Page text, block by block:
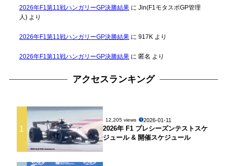
2026年F1第11戦ハンガリーGP決勝結果に Jin(F1モタスポGP管理
人)より
2026年F1第11戦ハンガリーGP決勝結果に 917Kより
2026年F1第11戦ハンガリーGP決勝結果に 匿名 より
アクセスランキング
1
12,205 views 2026-01-11
2026年 F1 プレシーズンテストスケ
ジュール & 開催スケジュール